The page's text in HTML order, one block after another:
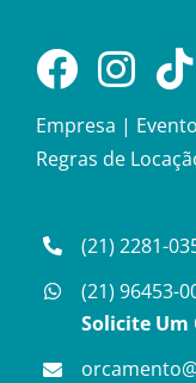
Empresa |
Regras de
(21) 2281-
(21) 96453-
Solicite